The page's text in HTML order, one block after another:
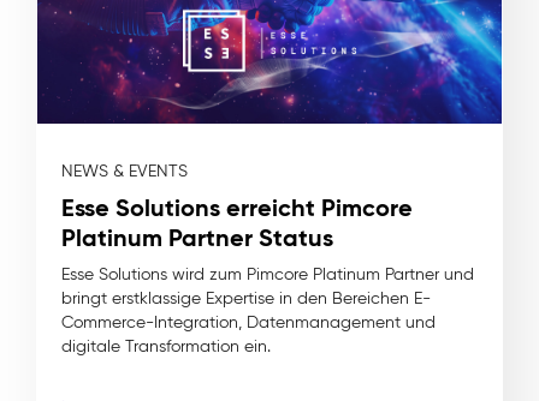
NEWS & EVENTS
Esse Solutions erreicht Pimcore
Platinum Partner Status
Esse Solutions wird zum Pimcore Platinum Partner und
bringt erstklassige Expertise in den Bereichen E-
Commerce-Integration, Datenmanagement und
digitale Transformation ein.